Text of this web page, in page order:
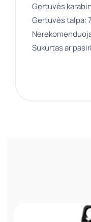
Gertuvės
Gertuvės talpa:
Sukurtas ar